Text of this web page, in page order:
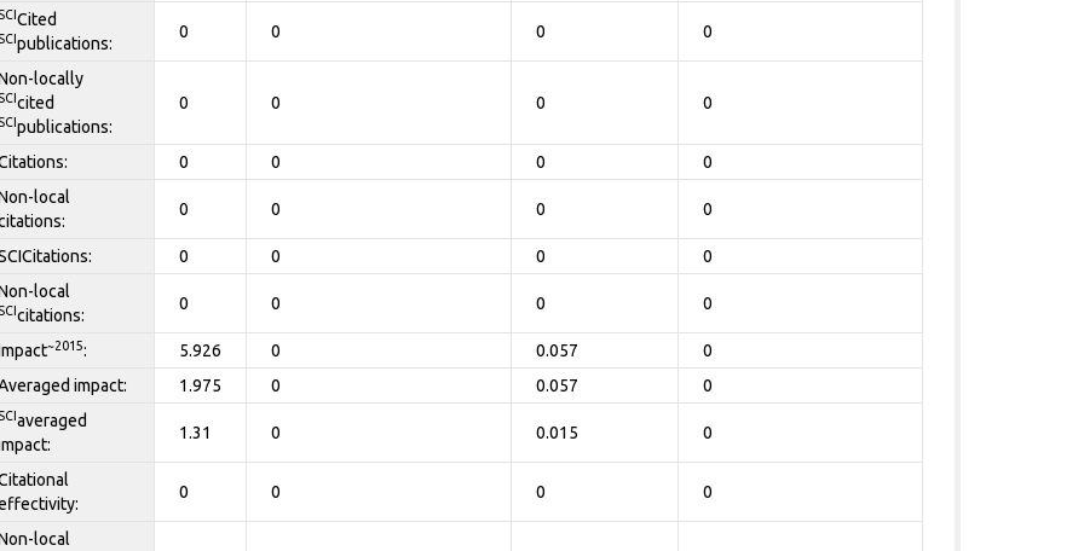
Cited
publications:
0 0 0 0
locally
cited
publications:
0 0 0 0
0 0 0
0
local
0 0 0 0
0 0 0
0
local
citations:
0 0 0 0
~2015: 5.926 0 0.057
0
impact:
1.975 0 0.057 0
averaged
1.31 0 0.015 0
0 0 0 0
local